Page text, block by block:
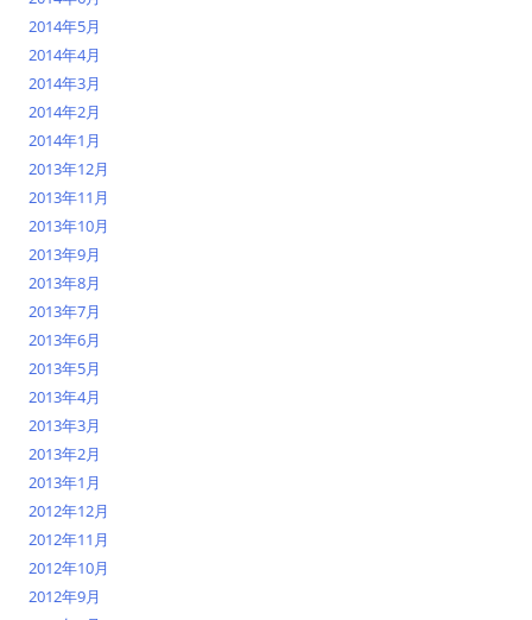
2014年5月
2014年4月
2014年3月
2014年2月
2014年1月
2013年12月
2013年11月
2013年10月
2013年9月
2013年8月
2013年7月
2013年6月
2013年5月
2013年4月
2013年3月
2013年2月
2013年1月
2012年12月
2012年11月
2012年10月
2012年9月